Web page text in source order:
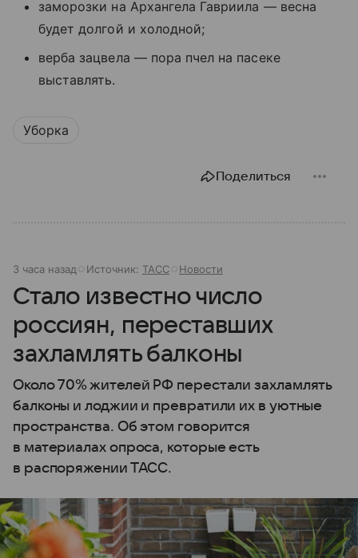
заморозки на Архангела Гавриила — весна
будет долгой и холодной;
верба зацвела — пора пчел на пасеке
выставлять.
Уборка
Поделиться
3 часа назад Источник: ТАСС Новости
Стало известно число
россиян, переставших
захламлять балконы
Около 70% жителей РФ перестали захламлять
балконы и лоджии и превратили их в уютные
пространства. Об этом говорится
в материалах опроса, которые есть
в распоряжении ТАСС.